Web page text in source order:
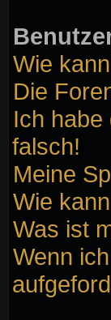
Wie
Die
Ich habe
falsch!
Meine
Wie
Was ist
Wenn